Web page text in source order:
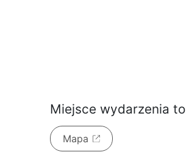
Miejsce wydarzenia to
Mapa